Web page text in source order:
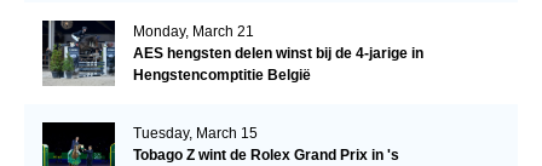
Monday, March 21
AES hengsten delen winst bij de 4-jarige in
Hengstencomptitie België
Tuesday, March 15
Tobago Z wint de Rolex Grand Prix in 's